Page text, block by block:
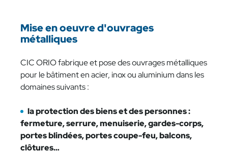
Mise en oeuvre d'ouvrages
métalliques
CIC ORIO fabrique et pose des ouvrages métalliques
pour le bâtiment en acier, inox ou aluminium dans les
domaines suivants :
la protection des biens et des personnes :
fermeture, serrure, menuiserie, gardes-corps,
portes blindées, portes coupe-feu, balcons,
clôtures…